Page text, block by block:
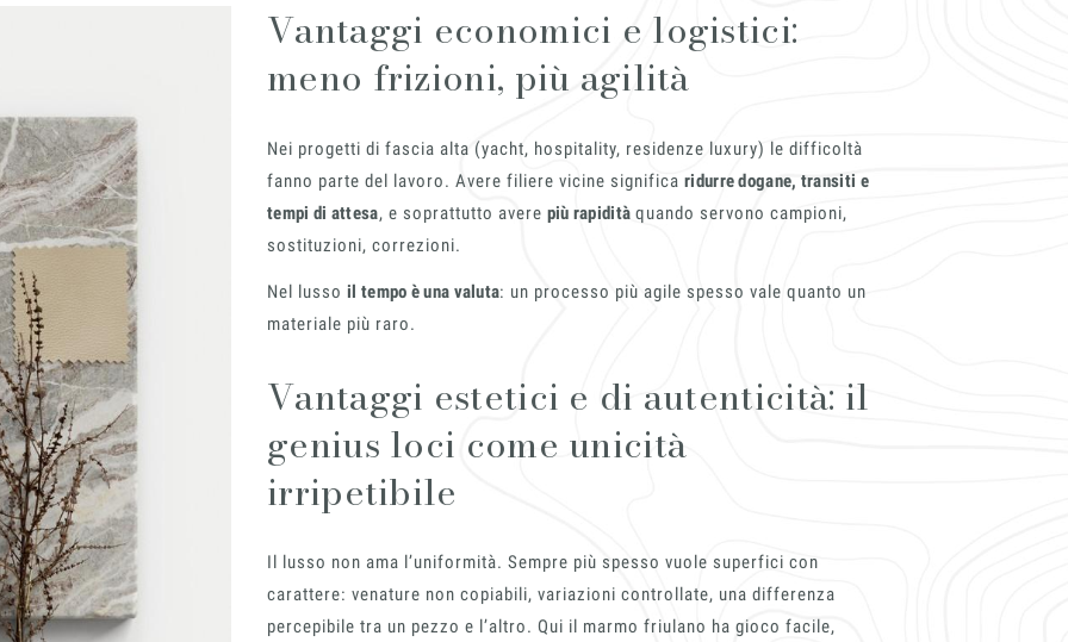
Collection
Vantaggi economici e logistici:
meno frizioni, più agilità
Nei progetti di fascia alta (yacht, hospitality, residenze luxury) le difficoltà
fanno parte del lavoro. Avere filiere vicine significa ridurre dogane, transiti e
tempi di attesa, e soprattutto avere più rapidità quando servono campioni,
sostituzioni, correzioni.
Nel lusso il tempo è una valuta: un processo più agile spesso vale quanto un
materiale più raro.
Vantaggi estetici e di autenticità: il
genius loci come unicità
irripetibile
Il lusso non ama l’uniformità. Sempre più spesso vuole superfici con
carattere: venature non copiabili, variazioni controllate, una differenza
percepibile tra un pezzo e l’altro. Qui il marmo friulano ha gioco facile,
English
Insieme per grandi progetti
Richiedi l'Architect's kit, il kit di progettazione realizzato
per architetti e interior designer alla ricerca di pietre
naturali da utilizzare nel prossimo progetto.
Voglio ricevere il vostro Architect’s kit
Nome Cognome
E-mail Telefono